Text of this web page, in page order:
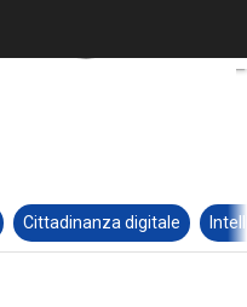
Cittadinanza digitale